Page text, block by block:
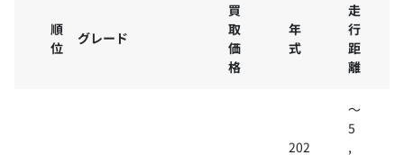
順
位
グレード
買
取
価
格
年
式
走
行
距
離
202
～
5
,